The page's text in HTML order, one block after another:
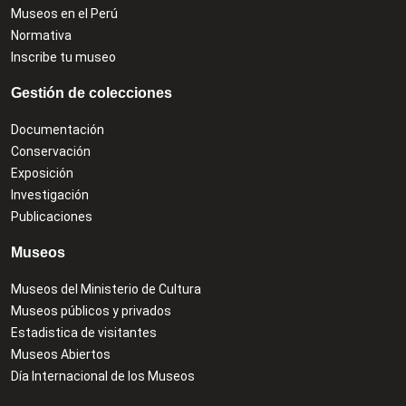
Museos en el Perú
Normativa
Inscribe tu museo
Gestión de colecciones
Documentación
Conservación
Exposición
Investigación
Publicaciones
Museos
Museos del Ministerio de Cultura
Museos públicos y privados
Estadistica de visitantes
Museos Abiertos
Día Internacional de los Museos